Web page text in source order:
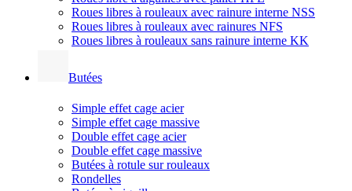
Roues libres à rouleaux avec rainure interne NSS
Roues libres à rouleaux avec rainures NFS
Roues libres à rouleaux sans rainure interne KK
Butées
Simple effet cage acier
Simple effet cage massive
Double effet cage acier
Double effet cage massive
Butées à rotule sur rouleaux
Rondelles